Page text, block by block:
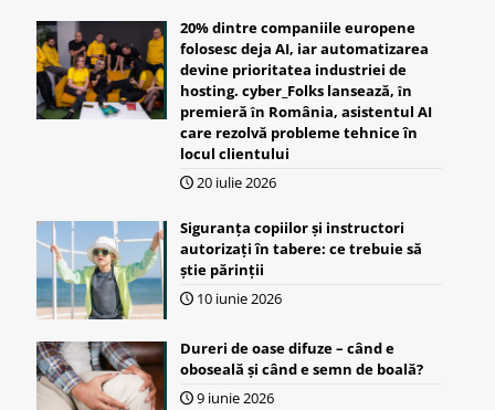
20% dintre companiile europene
folosesc deja AI, iar automatizarea
devine prioritatea industriei de
hosting. cyber_Folks lansează, ȋn
premieră ȋn România, asistentul AI
care rezolvă probleme tehnice în
locul clientului
20 iulie 2026
Siguranța copiilor și instructori
autorizați în tabere: ce trebuie să
știe părinții
10 iunie 2026
Dureri de oase difuze – când e
oboseală și când e semn de boală?
9 iunie 2026